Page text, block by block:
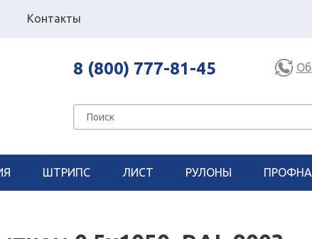
Контакты
8 (800) 777-81-45
ШТРИПС ЛИСТ РУЛОНЫ